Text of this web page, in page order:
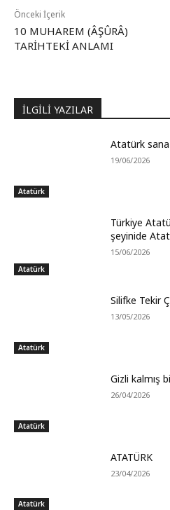
Önceki İçerik
10 MUHAREM (ÂŞÛRÂ)
TARİHTEKİ ANLAMI
İLGİLİ YAZILAR
Atatürk
Atatürk sana
19/06/2026
Atatürk
Türkiye
şeyinide
15/06/2026
Atatürk
Silifke Tekir
13/05/2026
Atatürk
Gizli kalmış
26/04/2026
Atatürk
ATATÜRK
23/04/2026